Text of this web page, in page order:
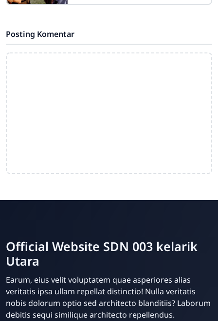
Dwi Prastyo
Online
Posting Komentar
Official Website SDN 003 kelarik
Utara
Earum, eius velit voluptatem quae asperiores alias
veritatis ipsa ullam repellat distinctio! Nulla veritatis
nobis dolorum optio sed architecto blanditiis? Laborum
debitis sequi similique architecto repellendus.